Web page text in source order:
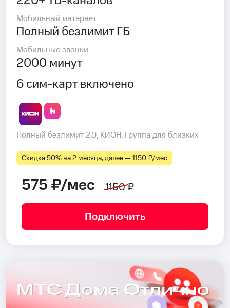
Мобильный интернет
Полный безлимит ГБ
Мобильные звонки
2000 минут
6 сим-карт включено
Полный безлимит 2.0, КИОН, Группа для близких
Скидка 50% на 2 месяца, далее — 1150 ₽⁠/⁠мес
575 ₽/мес 1150 ₽
Подключить
МТС Дома Отлично